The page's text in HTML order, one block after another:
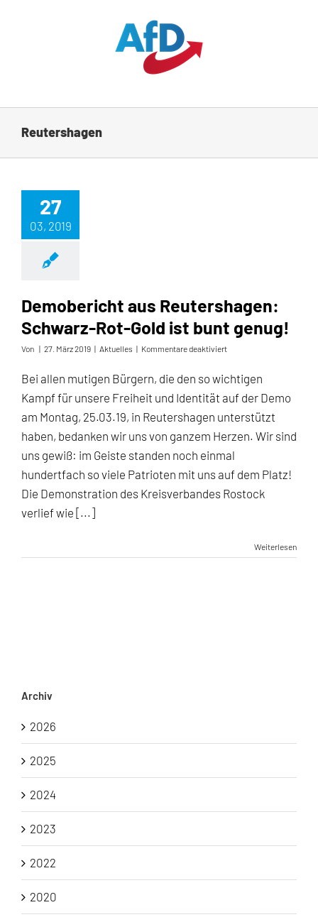
Reutershagen
27
03, 2019
Demobericht aus Reutershagen:
Schwarz-Rot-Gold ist bunt genug!
Von | 27. März 2019 | Aktuelles | Kommentare deaktiviertfür
aus
Reutershagen:
Schwarz-
Rot-
Gold
ist
bunt
genug!
Bei allen mutigen Bürgern, die den so wichtigen
Kampf für unsere Freiheit und Identität auf der Demo
am Montag, 25.03.19, in Reutershagen unterstützt
haben, bedanken wir uns von ganzem Herzen. Wir sind
uns gewiß: im Geiste standen noch einmal
hundertfach so viele Patrioten mit uns auf dem Platz!
Die Demonstration des Kreisverbandes Rostock
verlief wie [...]
Weiterlesen
Archiv
2026
2025
2024
2023
2022
2020